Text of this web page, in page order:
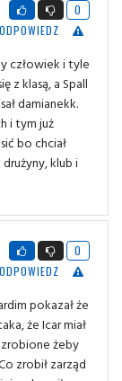
0
ODPOWIEDZ
człowiek i tyle
z klasą, a Spall
damianekk.
i tym już
bo chciał
klub i
0
ODPOWIEDZ
pokazał że
że Icar miał
żeby
zrobił zarząd